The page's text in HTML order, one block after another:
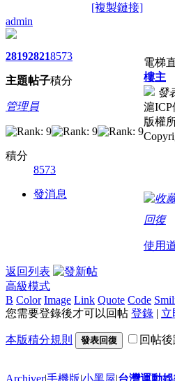
[複製鏈接]
admin
2819
主題
2821
帖子
8573
積分
管理員
積分
8573
發消息
電梯
樓主
發
滬ICP
版權
回復
使用
返回列表
高級模式
B Color Image Link Quote Code
您需要登錄後才可以回帖 登錄 | 立
本版積分規則 發表回復 回帖
Archiver|手機版|小黑屋|台灣運動